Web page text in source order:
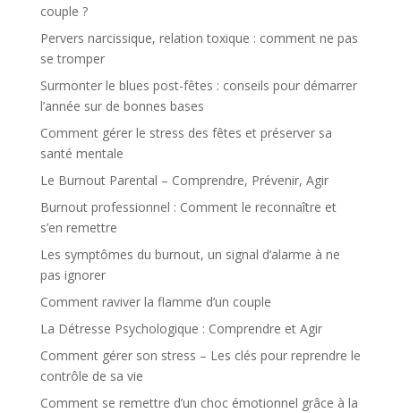
couple ?
Pervers narcissique, relation toxique : comment ne pas
se tromper
Surmonter le blues post-fêtes : conseils pour démarrer
l’année sur de bonnes bases
Comment gérer le stress des fêtes et préserver sa
santé mentale
Le Burnout Parental – Comprendre, Prévenir, Agir
Burnout professionnel : Comment le reconnaître et
s’en remettre
Les symptômes du burnout, un signal d’alarme à ne
pas ignorer
Comment raviver la flamme d’un couple
La Détresse Psychologique : Comprendre et Agir
Comment gérer son stress – Les clés pour reprendre le
contrôle de sa vie
Comment se remettre d’un choc émotionnel grâce à la